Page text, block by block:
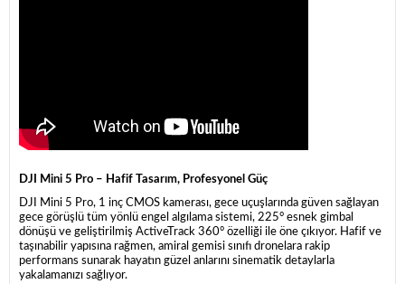
DJI Mini 5 Pro – Hafif Tasarım, Profesyonel Güç
DJI Mini 5 Pro, 1 inç CMOS kamerası, gece uçuşlarında güven sağlayan
gece görüşlü tüm yönlü engel algılama sistemi, 225° esnek gimbal
dönüşü ve geliştirilmiş ActiveTrack 360° özelliği ile öne çıkıyor. Hafif ve
taşınabilir yapısına rağmen, amiral gemisi sınıfı dronelara rakip
performans sunarak hayatın güzel anlarını sinematik detaylarla
yakalamanızı sağlıyor.